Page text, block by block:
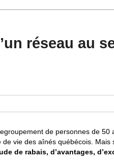
réseau au
de personnes de 50
vie des aînés québécois. Mais
de rabais, d’avantages,